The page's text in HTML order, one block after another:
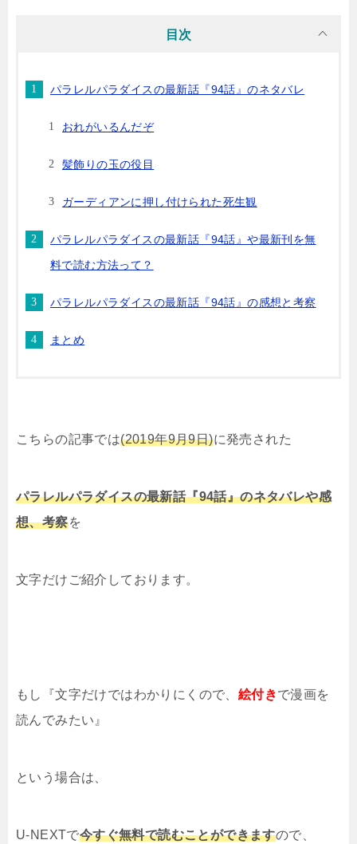
目次
パラレルパラダイスの最新話『94話』のネタバレ
おれがいるんだぞ
髪飾りの玉の役目
ガーディアンに押し付けられた死生観
パラレルパラダイスの最新話『94話』や最新刊を無
料で読む方法って？
パラレルパラダイスの最新話『94話』の感想と考察
まとめ
こちらの記事では(2019年9月9日)に発売された
パラレルパラダイスの最新話『94話』のネタバレや感
想、考察を
文字だけご紹介しております。
もし『文字だけではわかりにくので、 絵付きで漫画を
読んでみたい』
という場合は、
U-NEXTで今すぐ無料で読むことができますので、